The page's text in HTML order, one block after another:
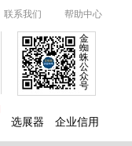
联系我们 帮助中心
选展器 企业信用
金
蜘
蛛
公
众
号